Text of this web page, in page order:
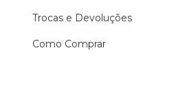
Trocas e Devoluções
Como Comprar